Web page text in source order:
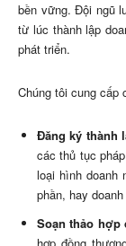
bền vững. Đội ngũ
từ lúc thành lập
phát triển.
Chúng tôi cung cấp
Đăng ký thành
các thủ tục
loại hình doanh
phần, hay
Soạn thảo hợp